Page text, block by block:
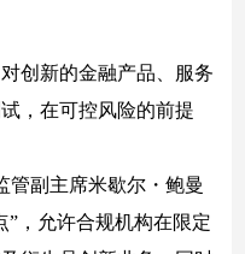
创新的金融产品、服务
，在可控风险的前提
管副主席米歇尔・鲍曼
”，允许合规机构在限定